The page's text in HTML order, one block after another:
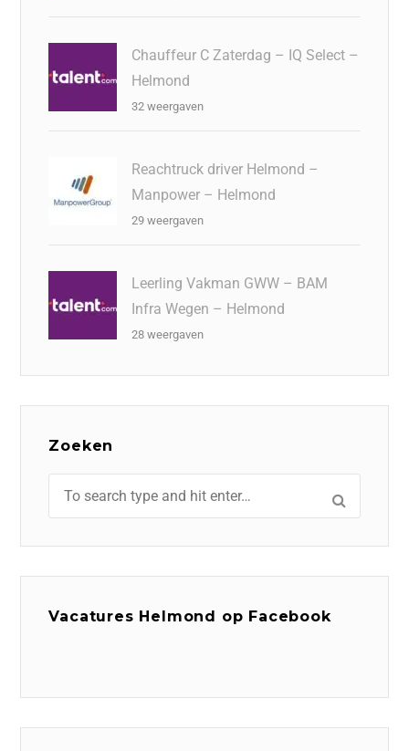
Chauffeur C Zaterdag – IQ Select –
Helmond
32 weergaven
Reachtruck driver Helmond –
Manpower – Helmond
29 weergaven
Leerling Vakman GWW – BAM
Infra Wegen – Helmond
28 weergaven
Zoeken
Vacatures Helmond op Facebook